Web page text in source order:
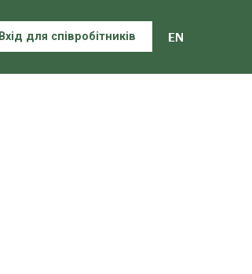
Вхід для співробітників EN